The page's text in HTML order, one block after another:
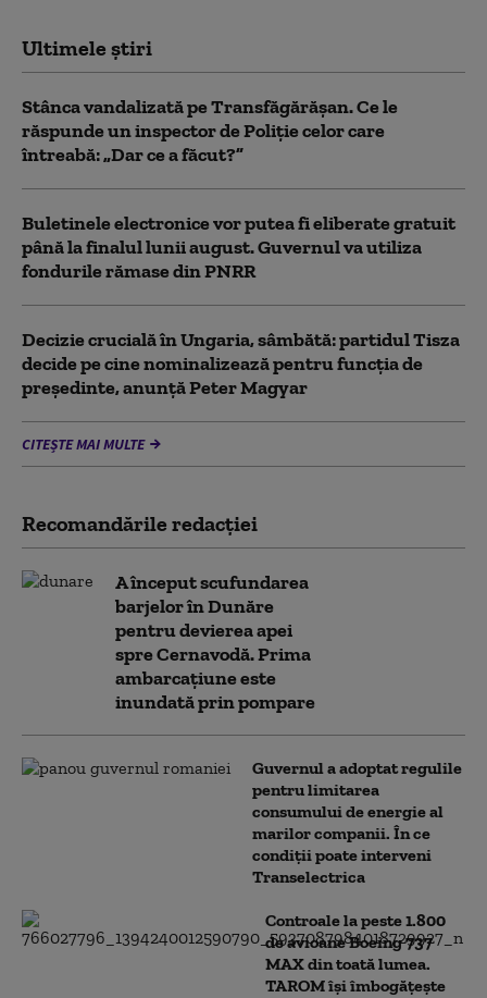
Ultimele știri
Stânca vandalizată pe Transfăgărășan. Ce le
răspunde un inspector de Poliție celor care
întreabă: „Dar ce a făcut?”
Buletinele electronice vor putea fi eliberate gratuit
până la finalul lunii august. Guvernul va utiliza
fondurile rămase din PNRR
Decizie crucială în Ungaria, sâmbătă: partidul Tisza
decide pe cine nominalizează pentru funcția de
președinte, anunță Peter Magyar
CITEȘTE MAI MULTE
Recomandările redacţiei
A început scufundarea
barjelor în Dunăre
pentru devierea apei
spre Cernavodă. Prima
ambarcațiune este
inundată prin pompare
Guvernul a adoptat regulile
pentru limitarea
consumului de energie al
marilor companii. În ce
condiții poate interveni
Transelectrica
Controale la peste 1.800
de avioane Boeing 737
MAX din toată lumea.
TAROM își îmbogățește